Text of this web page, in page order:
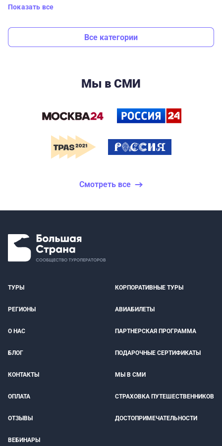
Показать все
Все категории
Мы в СМИ
Смотреть все
ТУРЫ КОРПОРАТИВНЫЕ ТУРЫ
РЕГИОНЫ АВИАБИЛЕТЫ
О НАС ПАРТНЕРСКАЯ ПРОГРАММА
БЛОГ ПОДАРОЧНЫЕ СЕРТИФИКАТЫ
КОНТАКТЫ МЫ В СМИ
ОПЛАТА СТРАХОВКА ПУТЕШЕСТВЕННИКОВ
ОТЗЫВЫ ДОСТОПРИМЕЧАТЕЛЬНОСТИ
ВЕБИНАРЫ